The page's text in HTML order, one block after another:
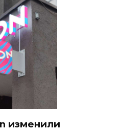
изменили